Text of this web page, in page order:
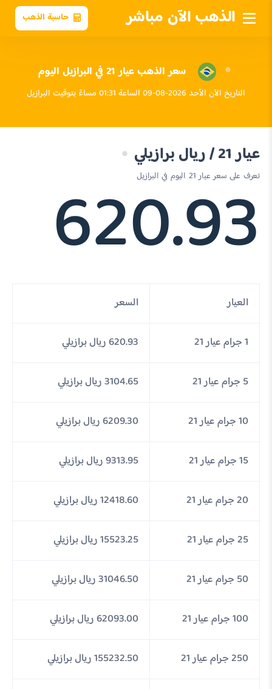
الذهب الآن مباشر حاسبة الذهب
سعر الذهب عيار 21 في البرازيل اليوم
التاريخ الآن الأحد 2026-08-09 الساعة 01:31 مساءً بتوقيت البرازيل
عيار 21 / ريال برازيلي
تعرف على سعر عيار 21 اليوم في البرازيل
620.93
العيار السعر
1 جرام عيار 21 620.93 ريال برازيلي
5 جرام عيار 21 3104.65 ريال برازيلي
10 جرام عيار 21 6209.30 ريال برازيلي
15 جرام عيار 21 9313.95 ريال برازيلي
20 جرام عيار 21 12418.60 ريال برازيلي
25 جرام عيار 21 15523.25 ريال برازيلي
50 جرام عيار 21 31046.50 ريال برازيلي
100 جرام عيار 21 62093.00 ريال برازيلي
250 جرام عيار 21 155232.50 ريال برازيلي